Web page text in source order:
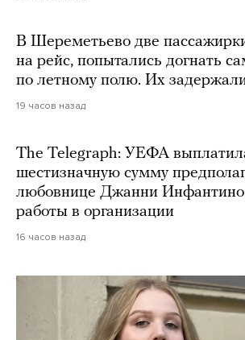
В Шереметьево две
на рейс, попытались догнать
по летному полю. Их
19 часов назад
The Telegraph: УЕФА
шестизначную сумму
любовнице Джанни Инфантино
работы в организации
16 часов назад